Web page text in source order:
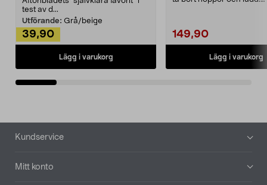
test av d...
Utförande: Grå/beige
39,90
Lägg i varukorg
149,90
Lägg i varukorg
Sidfot
Kundservice
Mitt konto